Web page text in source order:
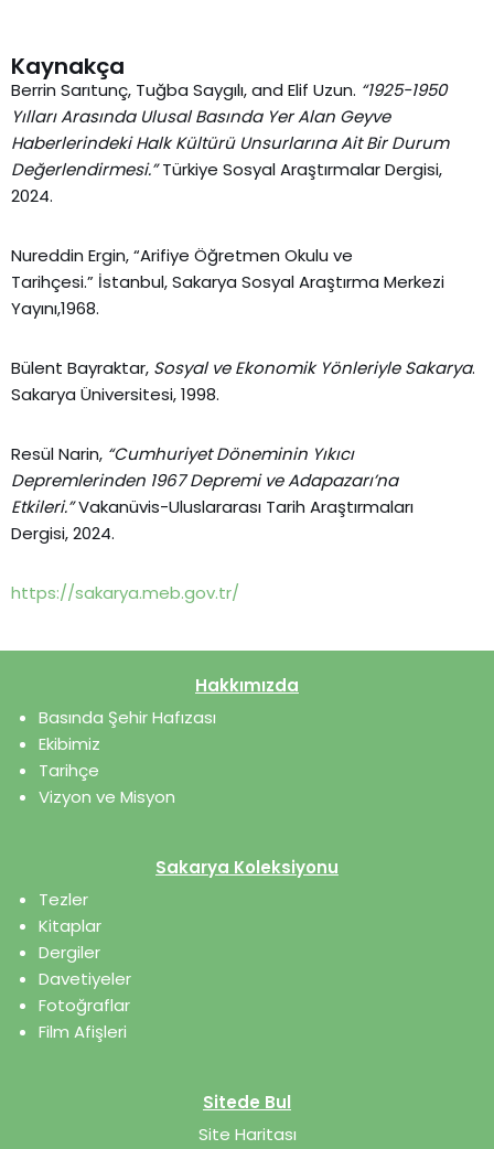
Kaynakça
Berrin Sarıtunç, Tuğba Saygılı, and Elif Uzun. “1925-1950
Yılları Arasında Ulusal Basında Yer Alan Geyve
Haberlerindeki Halk Kültürü Unsurlarına Ait Bir Durum
Değerlendirmesi.”Türkiye Sosyal Araştırmalar Dergisi,
2024.
Nureddin Ergin, “Arifiye Öğretmen Okulu ve
Tarihçesi.” İstanbul, Sakarya Sosyal Araştırma Merkezi
Yayını,1968.
Bülent Bayraktar, Sosyal ve Ekonomik Yönleriyle Sakarya.
Sakarya Üniversitesi, 1998.
Resül Narin, “Cumhuriyet Döneminin Yıkıcı
Depremlerinden 1967 Depremi ve Adapazarı’na
Etkileri.”Vakanüvis-Uluslararası Tarih Araştırmaları
Dergisi, 2024.
https://sakarya.meb.gov.tr/
Hakkımızda
Basında Şehir Hafızası
Ekibimiz
Tarihçe
Vizyon ve Misyon
Sakarya Koleksiyonu
Tezler
Kitaplar
Dergiler
Davetiyeler
Fotoğraflar
Film Afişleri
Sitede Bul
Site Haritası